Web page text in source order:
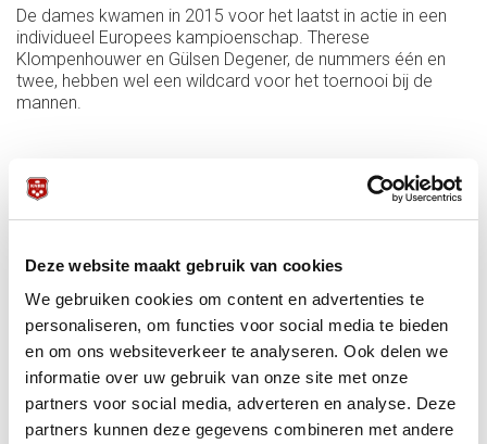
Deze website maakt gebruik van cookies
We gebruiken cookies om content en advertenties te
personaliseren, om functies voor social media te bieden
en om ons websiteverkeer te analyseren. Ook delen we
informatie over uw gebruik van onze site met onze
partners voor social media, adverteren en analyse. Deze
partners kunnen deze gegevens combineren met andere
De dames kwamen in 2015 voor het laatst in actie in een
individueel Europees kampioenschap. Therese
Klompenhouwer en Gülsen Degener, de nummers één en
twee, hebben wel een wildcard voor het toernooi bij de
mannen.
favorieten:
Driebanden individueel (28-30 april):
Favorieten: Jaspers, Blomdahl, Caudron, Sánchez, Merckx,
Polychronopouloz, Zanetti, Coklu, Tasdemir.
Driebanden junioren onder 21 (28-30 april):
Titelhouder Andres Carrion (Spanje)